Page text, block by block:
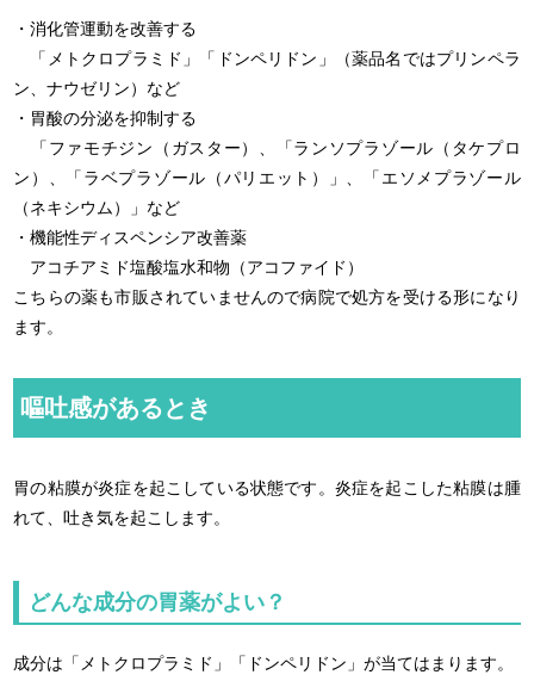
・消化管運動を改善する
「メトクロプラミド」「ドンペリドン」（薬品名ではプリンペラ
ン、ナウゼリン）など
・胃酸の分泌を抑制する
「ファモチジン（ガスター）、「ランソプラゾール（タケプロ
ン）、「ラベプラゾール（パリエット）」、「エソメプラゾール
（ネキシウム）」など
・機能性ディスペンシア改善薬
アコチアミド塩酸塩水和物（アコファイド）
こちらの薬も市販されていませんので病院で処方を受ける形になり
ます。
嘔吐感があるとき
胃の粘膜が炎症を起こしている状態です。炎症を起こした粘膜は腫
れて、吐き気を起こします。
どんな成分の胃薬がよい？
成分は「メトクロプラミド」「ドンペリドン」が当てはまります。